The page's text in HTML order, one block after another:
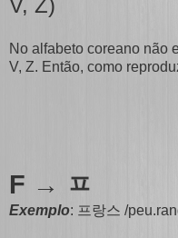
V, Z)
No alfabeto coreano não
V, Z. Então, como
F → ㅍ
Exemplo: 프랑스 /